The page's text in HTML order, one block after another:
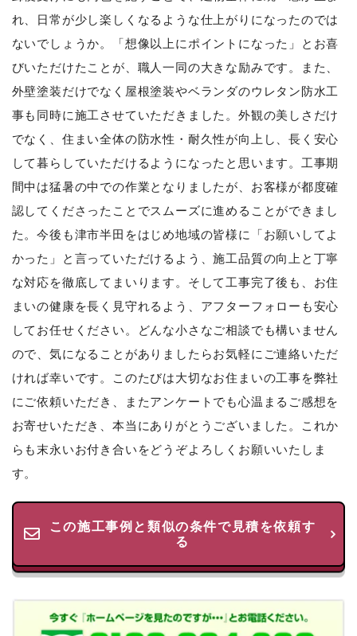
れ、日常が少し楽しくなるような仕上がりになったのでは
ないでしょうか。「想像以上にポイントになった」とお喜
びいただけたことが、職人一同の大きな励みです。また、
外壁塗装だけでなく屋根塗装やベランダのウレタン防水工
事も同時に施工させていただきました。外観の美しさだけ
でなく、住まい全体の防水性・耐久性が向上し、長く安心
して暮らしていただけるようになったと思います。工事期
間中は猛暑の中での作業となりましたが、お客様が都度確
認してくださったことでスムーズに進めることができまし
た。今後も津市半田をはじめ地域の皆様に「お願いしてよ
かった」と言っていただけるよう、施工品質の向上と丁寧
な対応を徹底してまいります。そして工事完了後も、お住
まいの健康を長く見守れるよう、アフターフォローも安心
してお任せください。どんな小さなご相談でも構いません
ので、気になることがありましたらお気軽にご連絡いただ
ければ幸いです。このたびは大切なお住まいの工事を弊社
にご依頼いただき、またアンケートでも心温まるご感想を
お寄せいただき、本当にありがとうございました。これか
らも末永いお付き合いをどうぞよろしくお願いいたしま
す。
この施工事例と類似の条件で見積を依頼す
る